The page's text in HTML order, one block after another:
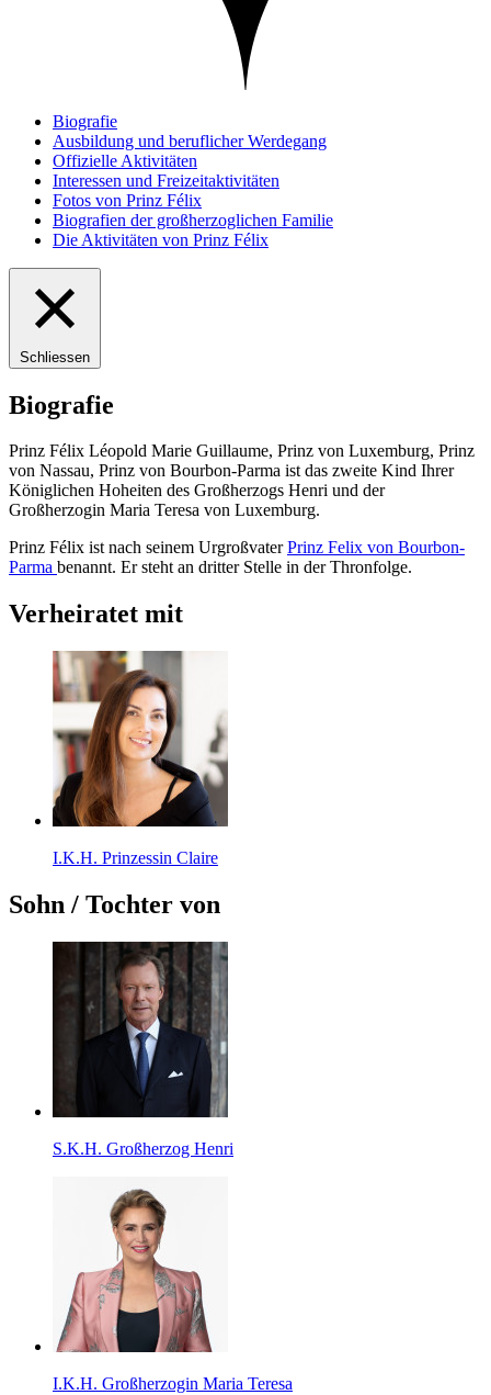
Biografie
Ausbildung und beruflicher Werdegang
Offizielle Aktivitäten
Interessen und Freizeitaktivitäten
Fotos von Prinz Félix
Biografien der großherzoglichen Familie
Die Aktivitäten von Prinz Félix
Schliessen
Biografie
Prinz Félix Léopold Marie Guillaume, Prinz von Luxemburg, Prinz
von Nassau, Prinz von Bourbon-Parma ist das zweite Kind Ihrer
Königlichen Hoheiten des Großherzogs Henri und der
Großherzogin Maria Teresa von Luxemburg.
Prinz Félix ist nach seinem UrgroßvaterPrinz Felix von Bourbon-
Parma benannt. Er steht an dritter Stelle in der Thronfolge.
Verheiratet mit
I.K.H. Prinzessin Claire
Sohn / Tochter von
S.K.H. Großherzog Henri
I.K.H. Großherzogin Maria Teresa